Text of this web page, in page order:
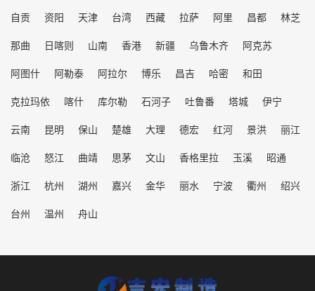
自贡
资阳 天津 台湾 西藏 拉萨 阿里 昌都
林芝
那曲
日喀则 山南 香港 新疆 乌鲁木齐
阿克苏
阿图什
阿勒泰 阿拉尔 博乐 昌吉 哈密
和田
克拉玛依
喀什 库尔勒 石河子 吐鲁番 塔城
伊宁
云南
昆明 保山 楚雄 大理 德宏 红河 景洪
丽江
临沧
怒江 曲靖 思茅 文山 香格里拉 玉溪
昭通
浙江
杭州 湖州 嘉兴 金华 丽水 宁波 衢州
绍兴
台州
温州 舟山